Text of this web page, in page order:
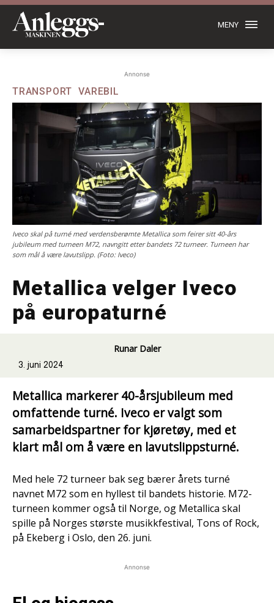
MENY
Annonse
TRANSPORT VAREBIL
Iveco skal på turné med verdensberømte Metallica som feirer sitt 40-års
jubileum med turneen M72, navngitt etter bandets 72 turneer. Turneen har
som mål å være lavutslipp. (Foto: Iveco)
Metallica velger Iveco
på europaturné
Runar Daler
3. juni 2024
Metallica markerer 40-årsjubileum med
omfattende turné. Iveco er valgt som
samarbeidspartner for kjøretøy, med et
klart mål om å være en lavutslippsturné.
Med hele 72 turneer bak seg bærer årets turné
navnet M72 som en hyllest til bandets historie. M72-
turneen kommer også til Norge, og Metallica skal
spille på Norges største musikkfestival, Tons of Rock,
på Ekeberg i Oslo, den 26. juni.
Annonse